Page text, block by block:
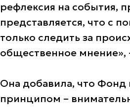
рефлексия на события,
представляется, что с
только следить за
общественное мнение»,
Она добавила, что Фонд
принципом –